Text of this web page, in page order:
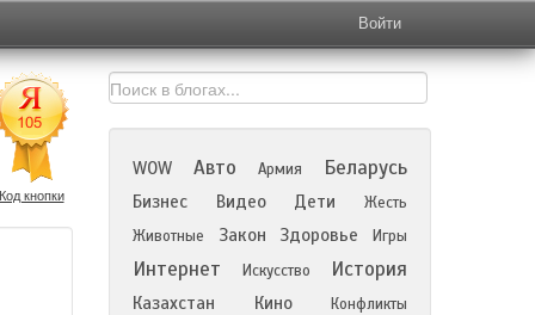
Войти
Код кнопки
WOW Авто Армия Беларусь
Бизнес Видео Дети
Жесть
Животные
Закон Здоровье Игры
Интернет Искусство История
Казахстан Кино Конфликты